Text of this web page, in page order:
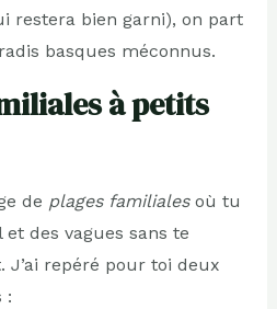
restera bien garni), on part
basques méconnus.
à petits
de plages familialesoù tu
des vagues sans te
J’ai repéré pour toi deux
: